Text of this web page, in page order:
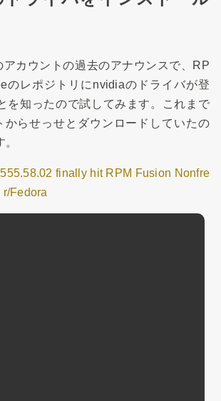
アカウントの過去のアナウンスで、RP
のレポジトリにnvidiaのドライバが登
を知ったので試してみます。これまで
からせっせとダウンロードしていたの
finally hit RPM Fusion Nonfre
Fedora